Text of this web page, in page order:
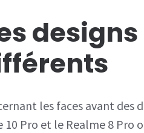
les faces avant des
10 Pro et le Realme 8 Pro